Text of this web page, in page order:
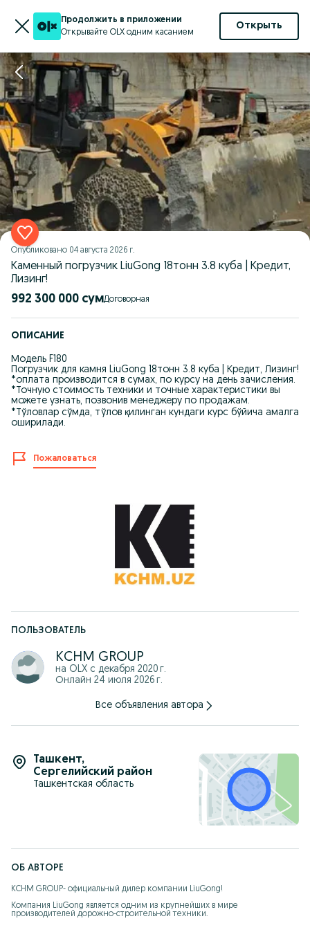
Продолжить в приложении
Открывайте OLX одним касанием
Открыть
Опубликовано 04 августа 2026 г.
Каменный погрузчик LiuGong 18тонн 3.8 куба | Кредит,
Лизинг!
992 300 000 сум Договорная
ОПИСАНИЕ
Модель F180
Погрузчик для камня LiuGong 18тонн 3.8 куба | Кредит, Лизинг!
*оплата производится в сумах, по курсу на день зачисления.
*Точную стоимость техники и точные характеристики вы
можете узнать, позвонив менеджеру по продажам.
*Тўловлар сўмда, тўлов қилинган кундаги курс бўйича амалга
оширилади.
Пожаловаться
ПОЛЬЗОВАТЕЛЬ
KCHM GROUP
на OLX с декабря 2020 г.
Онлайн 24 июля 2026 г.
Все объявления автора
Ташкент,
Сергелийский район
Ташкентская область
ОБ АВТОРЕ
KCHM GROUP- официальный дилер компании LiuGong!
Компания LiuGong является одним из крупнейших в мире
производителей дорожно-строительной техники.